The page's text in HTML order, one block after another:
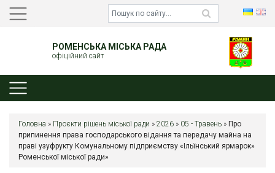
РОМЕНСЬКА МІСЬКА РАДА
офіційний сайт
Головна » Проєкти рішень міської ради » 2026 » 05 - Травень » Про
припинення права господарського відання та передачу майна на
праві узуфрукту Комунальному підприємству «Ільїнський ярмарок»
Роменської міської ради»